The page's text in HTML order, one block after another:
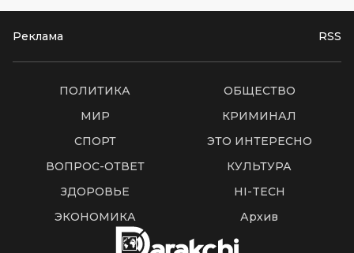
Реклама RSS
ПОЛИТИКА
ОБЩЕСТВО
МИР
КРИМИНАЛ
СПОРТ
ЭТО ИНТЕРЕСНО
ВОПРОС-ОТВЕТ
КУЛЬТУРА
ЗДОРОВЬЕ
HI-TECH
ЭКОНОМИКА
Архив